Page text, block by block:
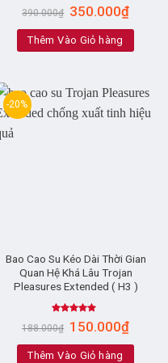
Rated
4.43
out
390.000₫ 350.000₫
Thêm Vào Giỏ hàng
-20%
Bao Cao Su Kéo Dài Thời Gian
Quan Hệ Khá Lâu Trojan
Pleasures Extended ( H3 )
Rated 4.86
out of 5
188.000₫ 150.000₫
Thêm Vào Giỏ hàng